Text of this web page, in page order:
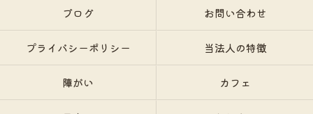
ブログ お問い合わせ
プライバシーポリシー 当法人の特徴
障がい カフェ